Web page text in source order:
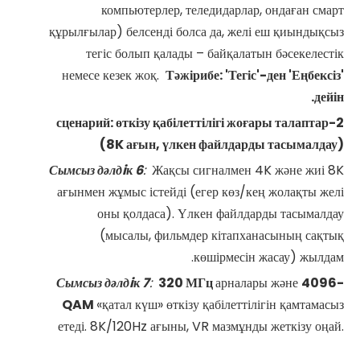
компьютерлер, теледидарлар, ондаған смарт
құрылғылар) белсенді болса да, желі еш қиындықсыз
тегіс болып қалады – байқалатын бәсекелестік
немесе кезек жоқ. Тәжірибе: 'Тегіс'-ден 'Еңбексіз'
дейін.
2-сценарий: өткізу қабілеттілігі жоғары талаптар
(8K ағын, үлкен файлдарды тасымалдау)
Сымсыз дәлдiк6: Жақсы сигналмен 4K және жиі 8K
ағынмен жұмыс істейді (егер көз/кең жолақты желі
оны қолдаса). Үлкен файлдарды тасымалдау
(мысалы, фильмдер кітапханасының сақтық
көшірмесін жасау) жылдам.
Сымсыз дәлдiк7: 320 МГцарналары және 4096-
QAM «қатал күш» өткізу қабілеттілігін қамтамасыз
етеді. 8K/120Hz ағыны, VR мазмұнды жеткізу оңай.